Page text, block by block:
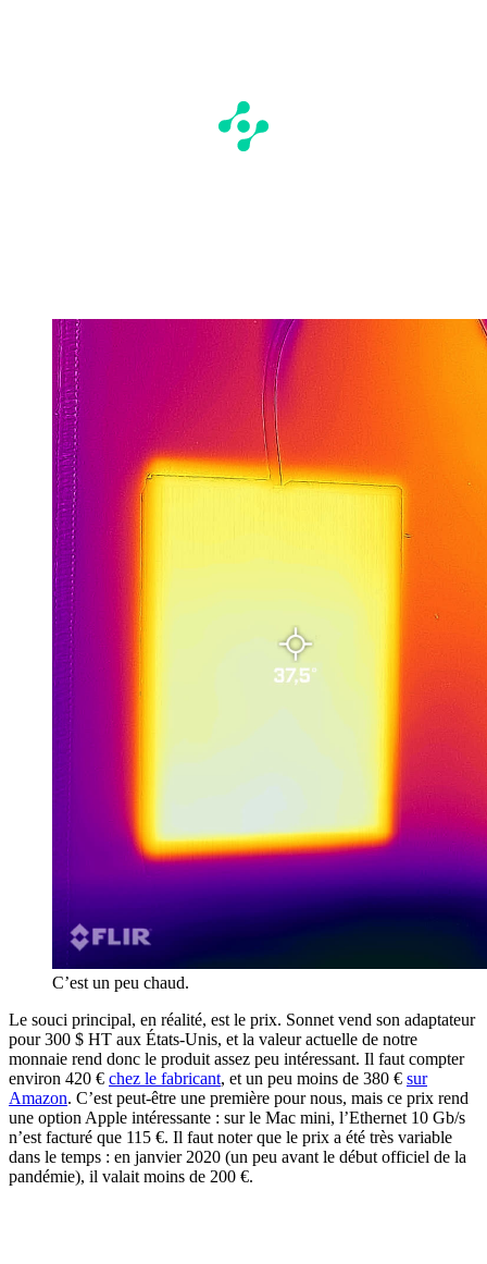
C’est un peu chaud.
Le souci principal, en réalité, est le prix. Sonnet vend son adaptateur
pour 300 $ HT aux États-Unis, et la valeur actuelle de notre
monnaie rend donc le produit assez peu intéressant. Il faut compter
environ 420 € chez le fabricant, et un peu moins de 380 € sur
Amazon. C’est peut-être une première pour nous, mais ce prix rend
une option Apple intéressante : sur le Mac mini, l’Ethernet 10 Gb/s
n’est facturé que 115 €. Il faut noter que le prix a été très variable
dans le temps : en janvier 2020 (un peu avant le début officiel de la
pandémie), il valait moins de 200 €.